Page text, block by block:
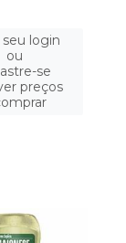
seu login
ou
se
preços